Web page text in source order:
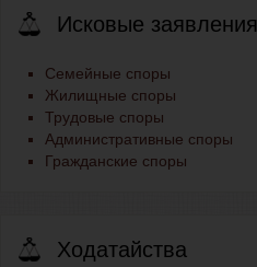
Исковые заявления
Семейные споры
Жилищные споры
Трудовые споры
Административные споры
Гражданские споры
Ходатайства